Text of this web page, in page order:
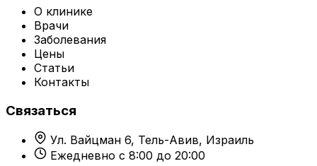
О клинике
Врачи
Заболевания
Цены
Статьи
Контакты
Связаться
Ул. Вайцман 6, Тель-Авив, Израиль
Ежедневно с 8:00 до 20:00